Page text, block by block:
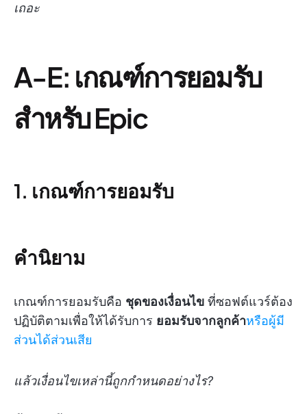
เถอะ
A-E: เกณฑ์การยอมรับ
สำหรับ Epic
1. เกณฑ์การยอมรับ
คำนิยาม
เกณฑ์การยอมรับคือ ชุดของเงื่อนไข ที่ซอฟต์แวร์ต้อง
ปฏิบัติตามเพื่อให้ได้รับการ ยอมรับจากลูกค้าหรือผู้มี
ส่วนได้ส่วนเสีย
แล้วเงื่อนไขเหล่านี้ถูกกำหนดอย่างไร?